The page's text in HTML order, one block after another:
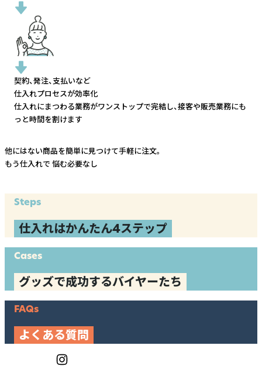
契約、発注、支払いなど
仕入れプロセスが効率化
仕入れにまつわる業務がワンストップで完結し、接客や販売業務にも
っと時間を割けます
他にはない商品を簡単に見つけて手軽に注文。
もう仕入れで 悩む必要なし
Steps
仕入れはかんたん4ステップ
Cases
グッズで成功するバイヤーたち
FAQs
よくある質問